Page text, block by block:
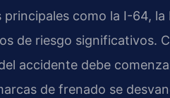
como la I-64, la
de riesgo significativos.
accidente debe
de frenado se